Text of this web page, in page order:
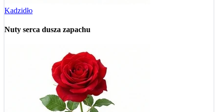
Kadzidło
Nuty serca dusza zapachu